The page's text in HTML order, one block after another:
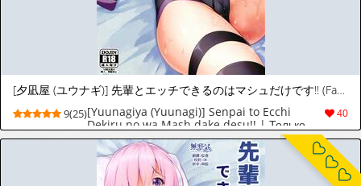
[夕凪屋 (ユウナギ)] 先輩とエッチできるのはマシュだけです!! (Fate/Grand Order) [ロシア翻訳] [DL版]
40
9(25)[Yuunagiya (Yuunagi)] Senpai to Ecchi
Dekiru no wa Mash dake desu!! | Только
Машу может совладать с желаниями
Сенпая!! (Fate/Grand Order) [Russian]
[prynic] [Digital]